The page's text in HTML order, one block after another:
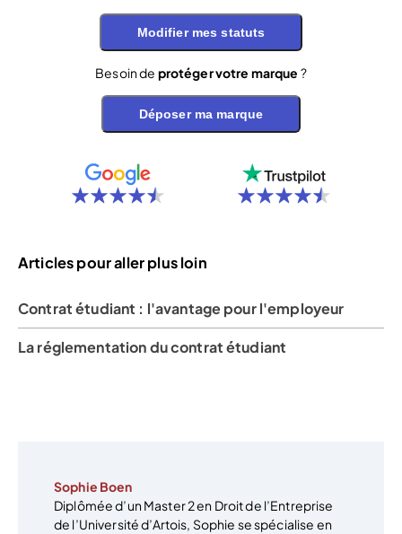
Modifier mes statuts
Besoin de protéger votre marque ?
Déposer ma marque
Articles pour aller plus loin
Contrat étudiant : l'avantage pour l'employeur
La réglementation du contrat étudiant
Sophie Boen
Diplômée d’un Master 2 en Droit de l’Entreprise
de l’Université d’Artois, Sophie se spécialise en